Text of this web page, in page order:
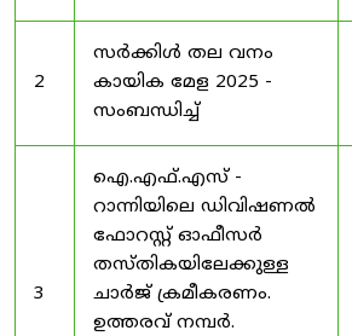
2
സർക്കിൾ തല വനം
കായിക മേള 2025 -
സംബന്ധിച്ച്
3
ഐ.എഫ്.എസ് -
റാന്നിയിലെ ഡിവിഷണൽ
ഫോറസ്റ്റ് ഓഫീസർ
തസ്തികയിലേക്കുള്ള
ചാർജ് ക്രമീകരണം.
ഉത്തരവ് നമ്പർ.